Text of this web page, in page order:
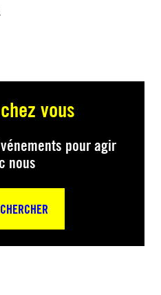
vous
pour agir
nous